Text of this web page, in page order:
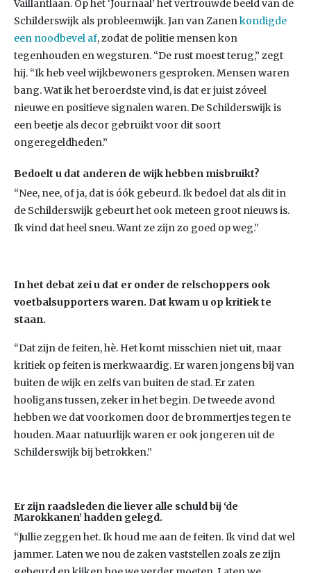
Vaillantlaan. Op het ‘Journaal’ het vertrouwde beeld van de
Schilderswijk als probleemwijk. Jan van Zanenkondigde
een noodbevel af, zodat de politie mensen kon
tegenhouden en wegsturen. “De rust moest terug,” zegt
hij. “Ik heb veel wijkbewoners gesproken. Mensen waren
bang. Wat ik het beroerdste vind, is dat er juist zóveel
nieuwe en positieve signalen waren. De Schilderswijk is
een beetje als decor gebruikt voor dit soort
ongeregeldheden.”
Bedoelt u dat anderen de wijk hebben misbruikt?
“Nee, nee, of ja, dat is óók gebeurd. Ik bedoel dat als dit in
de Schilderswijk gebeurt het ook meteen groot nieuws is.
Ik vind dat heel sneu. Want ze zijn zo goed op weg.”
In het debat zei u dat er onder de relschoppers ook
voetbalsupporters waren. Dat kwam u op kritiek te
staan.
“Dat zijn de feiten, hè. Het komt misschien niet uit, maar
kritiek op feiten is merkwaardig. Er waren jongens bij van
buiten de wijk en zelfs van buiten de stad. Er zaten
hooligans tussen, zeker in het begin. De tweede avond
hebben we dat voorkomen door de brommertjes tegen te
houden. Maar natuurlijk waren er ook jongeren uit de
Schilderswijk bij betrokken.”
Er zijn raadsleden die liever alle schuld bij ‘de
Marokkanen’ hadden gelegd.
“Jullie zeggen het. Ik houd me aan de feiten. Ik vind dat wel
jammer. Laten we nou de zaken vaststellen zoals ze zijn